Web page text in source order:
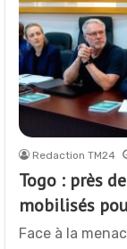
Redaction TM24
Togo : près
mobilisés
Face à la